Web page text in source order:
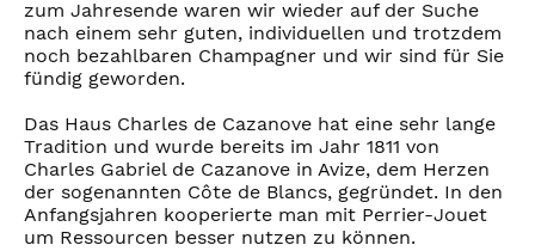
zum Jahresende waren wir wieder auf der Suche
nach einem sehr guten, individuellen und trotzdem
noch bezahlbaren Champagner und wir sind für Sie
fündig geworden.
Das Haus Charles de Cazanove hat eine sehr lange
Tradition und wurde bereits im Jahr 1811 von
Charles Gabriel de Cazanove in Avize, dem Herzen
der sogenannten Côte de Blancs, gegründet. In den
Anfangsjahren kooperierte man mit Perrier-Jouet
um Ressourcen besser nutzen zu können.